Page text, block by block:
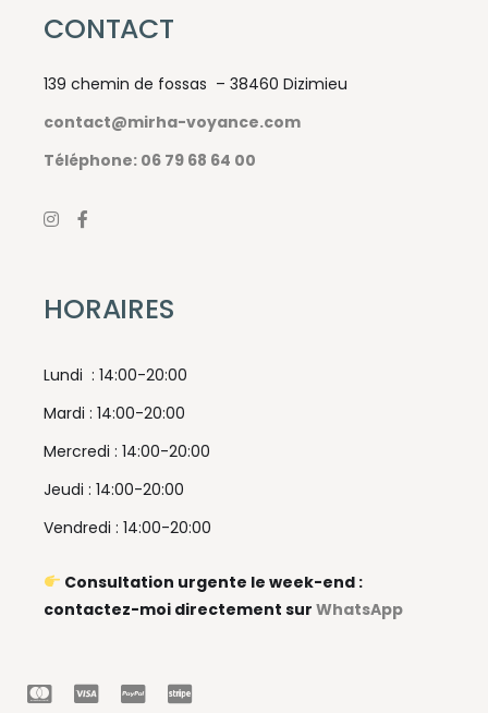
CONTACT
139 chemin de fossas – 38460 Dizimieu
contact@mirha-voyance.com
Téléphone: 06 79 68 64 00
HORAIRES
Lundi : 14:00-20:00
Mardi : 14:00-20:00
Mercredi : 14:00-20:00
Jeudi : 14:00-20:00
Vendredi : 14:00-20:00
Consultation urgente le week-end :
contactez-moi directement surWhatsApp